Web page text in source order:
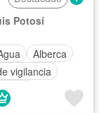
Potosí
Alberca
vigilancia
Gimnasio